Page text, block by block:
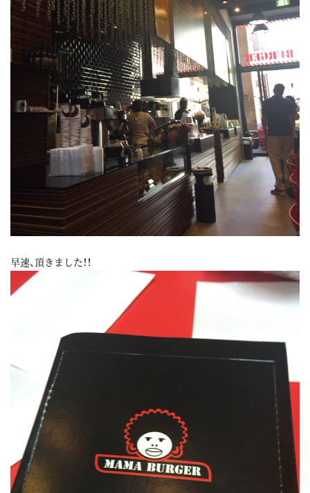
早速、頂きました！！